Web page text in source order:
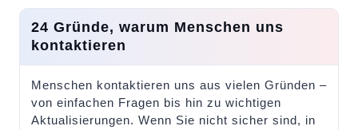
24 Gründe, warum Menschen uns
kontaktieren
Menschen kontaktieren uns aus vielen Gründen –
von einfachen Fragen bis hin zu wichtigen
Aktualisierungen. Wenn Sie nicht sicher sind, in